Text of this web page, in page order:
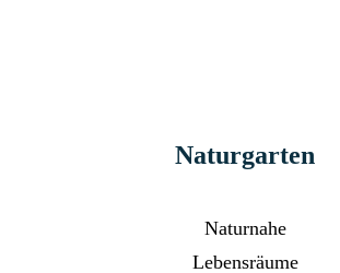
Naturgarten
Naturnahe
Lebensräume